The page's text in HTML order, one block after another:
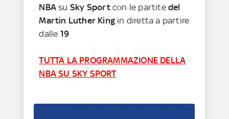
NBA su Sky Sportcon le partite del
Martin Luther King in diretta a partire
dalle 19
TUTTA LA PROGRAMMAZIONE DELLA
NBA SU SKY SPORT